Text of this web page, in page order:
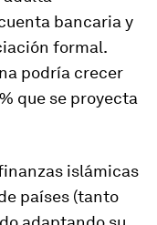
bancaria y
formal.
podría crecer
que se proyecta
islámicas
países (tanto